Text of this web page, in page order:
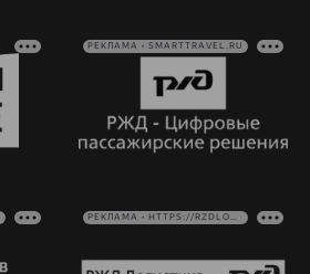
РЕКЛАМА • SMARTTRAVEL.RU
РЕКЛАМА • HTTPS://RZDLOG.RU/